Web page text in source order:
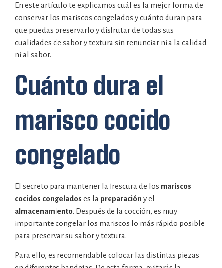
En este artículo te explicamos cuál es la mejor forma de
conservar los mariscos congelados y cuánto duran para
que puedas preservarlo y disfrutar de todas sus
cualidades de sabor y textura sin renunciar ni a la calidad
ni al sabor.
Cuánto dura el
marisco cocido
congelado
El secreto para mantener la frescura de los mariscos
cocidos congelados es la preparación y el
almacenamiento. Después de la cocción, es muy
importante congelar los mariscos lo más rápido posible
para preservar su sabor y textura.
Para ello, es recomendable colocar las distintas piezas